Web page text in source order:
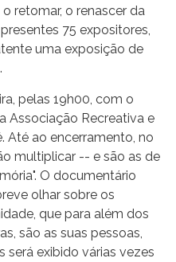
retomar, o renascer da
75 expositores,
uma exposição de
pelas 19h00, com o
Associação Recreativa e
Até ao encerramento, no
multiplicar -- e são as de
O documentário
olhar sobre os
que para além dos
são as suas pessoas,
será exibido várias vezes